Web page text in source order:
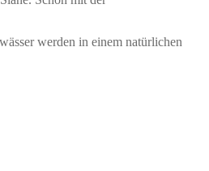
werden in einem natürlichen